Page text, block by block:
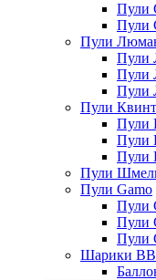
Пули
Пули
Пули
Пули
Пули
Пули
Пули
Пули
Пули
Пули
Пули
Пули Gamo
Пули
Пули
Пули
Шарики BB